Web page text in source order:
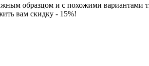
образцом и с похожими вариантами
вам скидку - 15%!